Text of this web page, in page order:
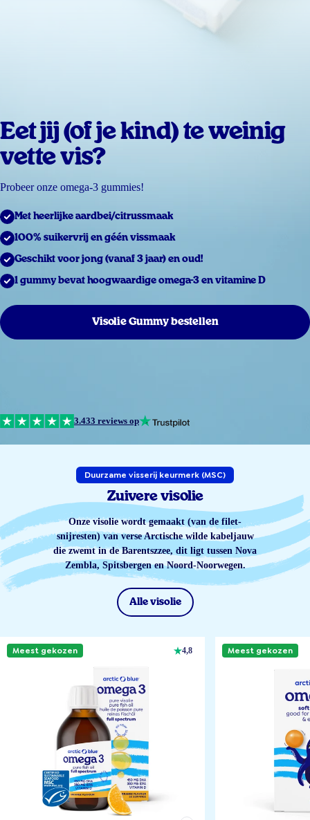
Eet jij (of je kind) te weinig
vette vis?
Probeer onze omega-3 gummies!
Met heerlijke aardbei/citrussmaak
100% suikervrij en géén vissmaak
Geschikt voor jong (vanaf 3 jaar) en oud!
1 gummy bevat hoogwaardige omega-3 en vitamine D
Visolie Gummy bestellen
3.433 reviews op
Duurzame visserij keurmerk (MSC)
Zuivere visolie
Onze visolie wordt gemaakt (van de filet-
snijresten) van verse Arctische wilde kabeljauw
die zwemt in de Barentszzee, dit ligt tussen Nova
Zembla, Spitsbergen en Noord-Noorwegen.
Alle visolie
Meest gekozen 4,8 Meest gekozen